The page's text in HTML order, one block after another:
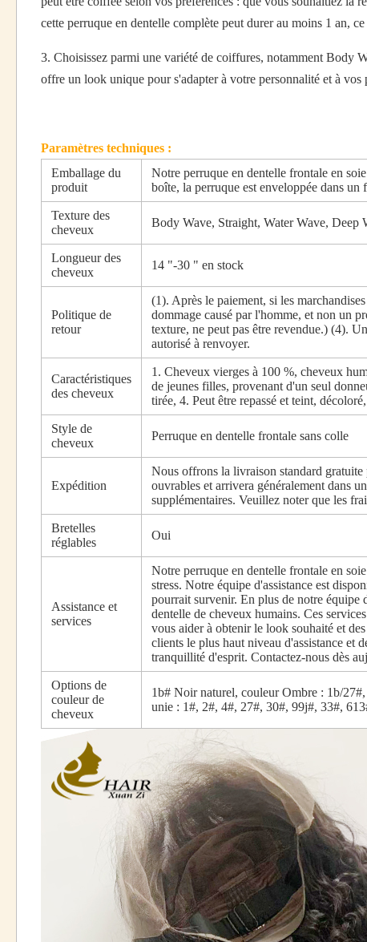
cette perruque en dentelle complète peut durer au moins 1 an,
3. Choisissez parmi une variété de coiffures, notamment Body
offre un look unique pour s'adapter à votre personnalité et à
Paramètres techniques :
Emballage du
produit
Notre perruque en dentelle frontale en
boîte, la perruque est enveloppée dans
Texture des
cheveux
Body Wave, Straight, Water Wave,
Longueur des
cheveux
14 "-30 " en stock
Politique de
retour
(1). Après le paiement, si les
dommage causé par l'homme, et non un
texture, ne peut pas être revendue.) (4).
autorisé à renvoyer.
Caractéristiques
des cheveux
1. Cheveux vierges à 100 %, cheveux
de jeunes filles, provenant d'un seul
tirée, 4. Peut être repassé et teint,
Style de
cheveux
Perruque en dentelle frontale sans colle
Expédition
Nous offrons la livraison standard gratuite
ouvrables et arrivera généralement dans
supplémentaires. Veuillez noter que les
Bretelles
réglables
Oui
Assistance et
services
Notre perruque en dentelle frontale en
stress. Notre équipe d'assistance est
pourrait survenir. En plus de notre équipe
dentelle de cheveux humains. Ces
vous aider à obtenir le look souhaité et
clients le plus haut niveau d'assistance et
tranquillité d'esprit. Contactez-nous dès
Options de
couleur de
cheveux
1b# Noir naturel, couleur Ombre : 1b/
unie : 1#, 2#, 4#, 27#, 30#, 99j#, 33#,